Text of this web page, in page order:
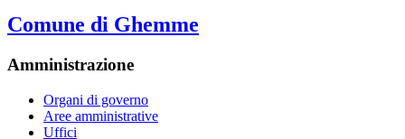
Comune di Ghemme
Amministrazione
Organi di governo
Aree amministrative
Uffici